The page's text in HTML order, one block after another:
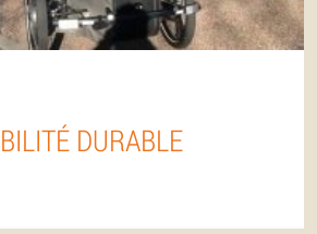
DURABLE